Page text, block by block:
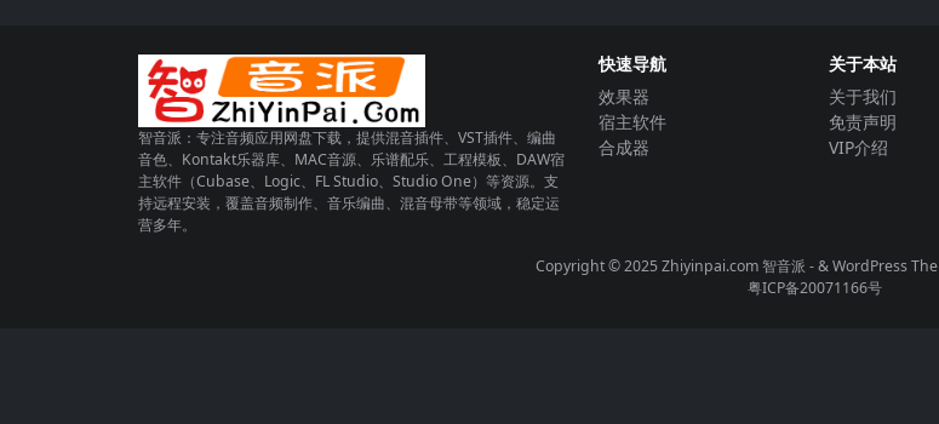
智音派：专注音频应用网盘下载，提供混音插件、VST插件、编曲
音色、Kontakt乐器库、MAC音源、乐谱配乐、工程模板、DAW宿
主软件（Cubase、Logic、FL Studio、Studio One）等资源。支
持远程安装，覆盖音频制作、音乐编曲、混音母带等领域，稳定运
营多年。
快速导航
效果器
宿主软件
合成器
关于本站
关于我们
免责声明
VIP介绍
Copyright © 2025 Zhiyinpai.com智音派 - & WordPress
粤ICP备20071166号